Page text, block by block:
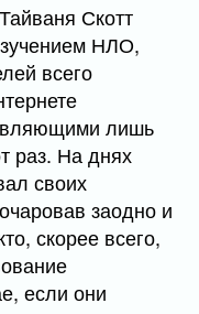
Скотт
НЛО,
всего
лишь
раз. На днях
своих
заодно и
скорее всего,
если они